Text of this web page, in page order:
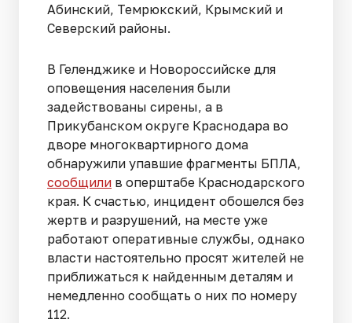
Абинский, Темрюкский, Крымский и
Северский районы.
В Геленджике и Новороссийске для
оповещения населения были
задействованы сирены, а в
Прикубанском округе Краснодара во
дворе многоквартирного дома
обнаружили упавшие фрагменты БПЛА,
сообщили в оперштабе Краснодарского
края. К счастью, инцидент обошелся без
жертв и разрушений, на месте уже
работают оперативные службы, однако
власти настоятельно просят жителей не
приближаться к найденным деталям и
немедленно сообщать о них по номеру
112.